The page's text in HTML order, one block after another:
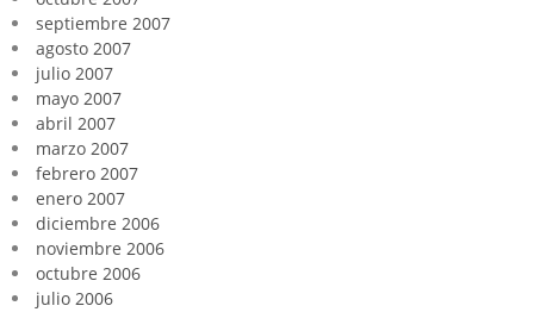
septiembre 2007
agosto 2007
julio 2007
mayo 2007
abril 2007
marzo 2007
febrero 2007
enero 2007
diciembre 2006
noviembre 2006
octubre 2006
julio 2006